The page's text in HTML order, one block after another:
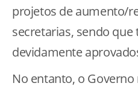
projetos de aumento/
secretarias, sendo
devidamente
No entanto, o